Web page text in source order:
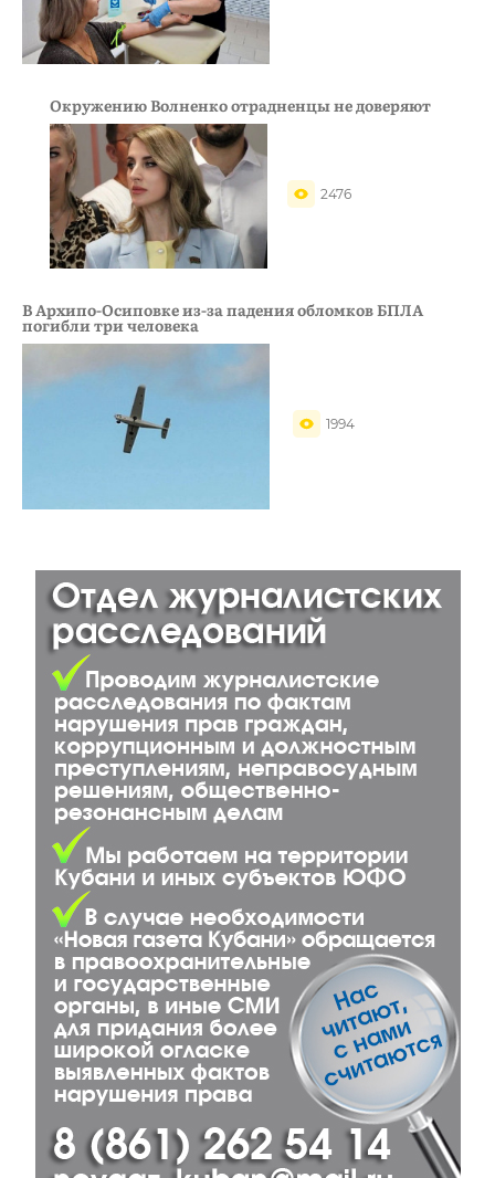
Окружению Волненко отрадненцы не доверяют
2476
В Архипо-Осиповке из-за падения обломков БПЛА
погибли три человека
1994